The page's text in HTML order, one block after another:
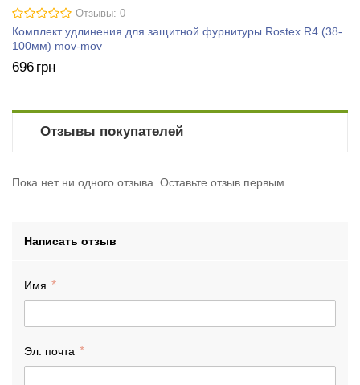
Отзывы: 0
Комплект удлинения для защитной фурнитуры Rostex R4 (38-
100мм) mov-mov
696 грн
Отзывы покупателей
Пока нет ни одного отзыва. Оставьте отзыв первым
Написать отзыв
Имя
Эл. почта